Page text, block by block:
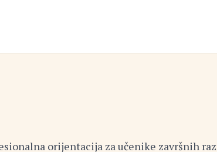
orijentacija za učenike završnih